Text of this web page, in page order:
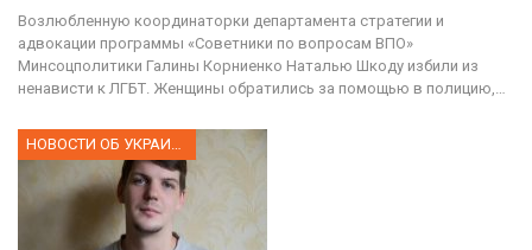
Возлюбленную координаторки департамента стратегии и
адвокации программы «Советники по вопросам ВПО»
Минсоцполитики Галины Корниенко Наталью Шкоду избили из
ненависти к ЛГБТ. Женщины обратились за помощью в полицию,…
НОВОСТИ ОБ УКРАИНЕ